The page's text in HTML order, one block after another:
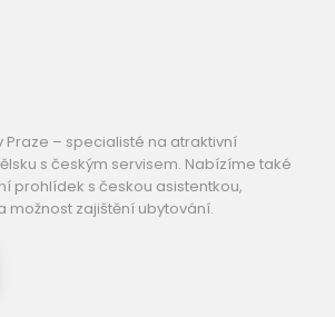
Praze – specialisté na atraktivní
s českým servisem. Nabízíme také
prohlídek s českou asistentkou,
možnost zajištění ubytování.